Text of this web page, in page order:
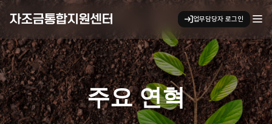
자조금통합지원센터
키보드 탐색 시 아래 화살표
업무담당자 로그인
주요 연혁